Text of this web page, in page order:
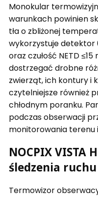
Monokular
warunkach powinien
tła o zbliżonej
wykorzystuje detektor
oraz czułość NETD
dostrzegać drobne
zwierząt, ich kontury i
czytelniejsze również
chłodnym poranku.
podczas obserwacji
monitorowania terenu
NOCPIX VISTA
śledzenia ruchu
Termowizor